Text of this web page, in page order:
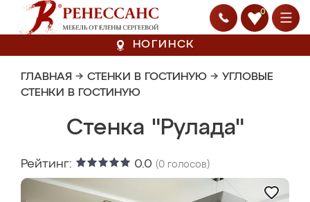
0
НОГИНСК
ГЛАВНАЯ → СТЕНКИ В ГОСТИНУЮ → УГЛОВЫЕ
СТЕНКИ В ГОСТИНУЮ
Стенка "Рулада"
Рейтинг: 0.0 (0 голосов)